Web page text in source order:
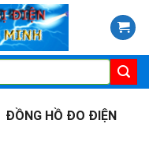
ĐỒNG HỒ ĐO ĐIỆN